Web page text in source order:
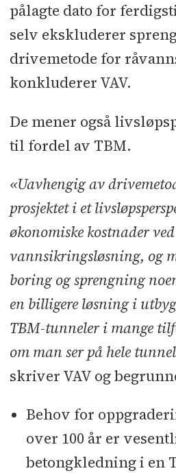
pålagte dato for
selv ekskluderer
drivemetode for
konkluderer VAV.
De mener også
til fordel av TBM.
«Uavhengig av
prosjektet i et
økonomiske kostnader
vannsikringsløsning, og
boring og sprengning
en billigere løsning i
TBM-tunneler i mange
om man ser på hele
skriver VAV og
Behov for
over 100 år er
betongkledning i en